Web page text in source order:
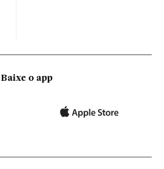
Baixe o app